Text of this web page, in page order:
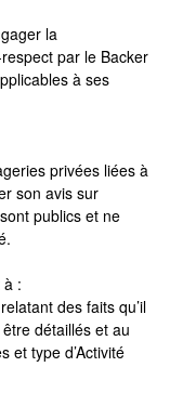
la
par le Backer
à ses
privées liées à
son avis sur
publics et ne
à :
des faits qu’il
détaillés et au
et type d’Activité